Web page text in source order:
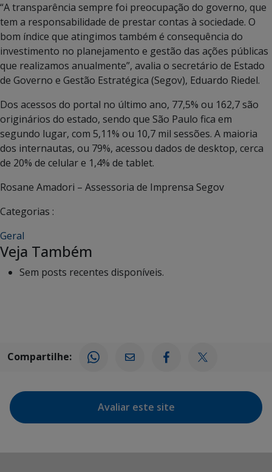
“A transparência sempre foi preocupação do governo, que
tem a responsabilidade de prestar contas à sociedade. O
bom índice que atingimos também é consequência do
investimento no planejamento e gestão das ações públicas
que realizamos anualmente”, avalia o secretário de Estado
de Governo e Gestão Estratégica (Segov), Eduardo Riedel.
Dos acessos do portal no último ano, 77,5% ou 162,7 são
originários do estado, sendo que São Paulo fica em
segundo lugar, com 5,11% ou 10,7 mil sessões. A maioria
dos internautas, ou 79%, acessou dados de desktop, cerca
de 20% de celular e 1,4% de tablet.
Rosane Amadori – Assessoria de Imprensa Segov
Categorias :
Geral
Veja Também
Sem posts recentes disponíveis.
Compartilhe:
Avaliar este site